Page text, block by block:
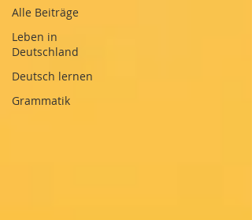
Alle Beiträge
Leben in
Deutschland
Deutsch lernen
Grammatik